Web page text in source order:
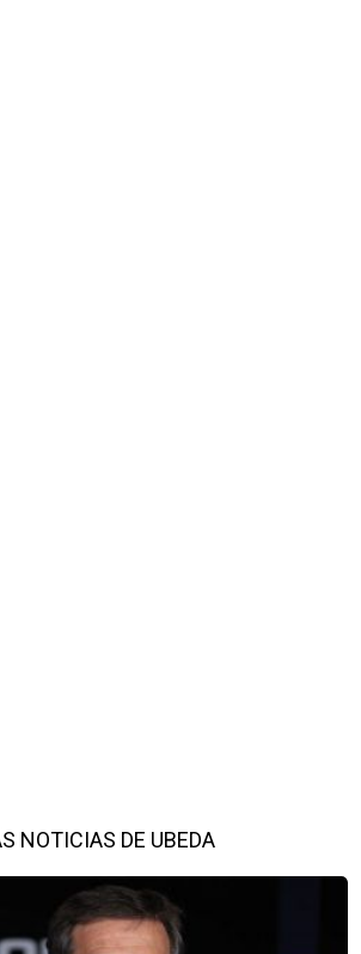
NOTICIAS DE UBEDA